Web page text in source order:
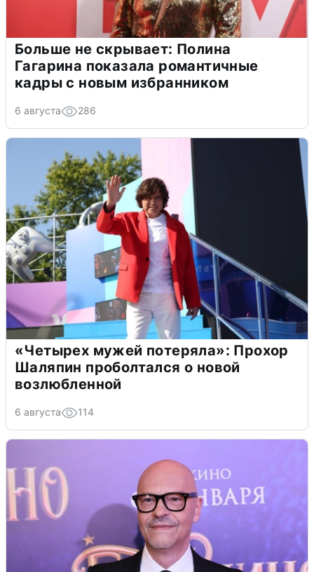
Больше не скрывает: Полина
Гагарина показала романтичные
кадры с новым избранником
6 августа 286
«Четырех мужей потеряла»: Прохор
Шаляпин проболтался о новой
возлюбленной
6 августа 114